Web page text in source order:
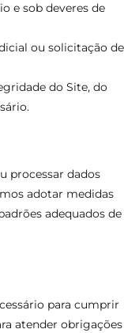
e sob deveres de
ou solicitação de
do Site, do
processar dados
adotar medidas
adequados de
para cumprir
atender obrigações